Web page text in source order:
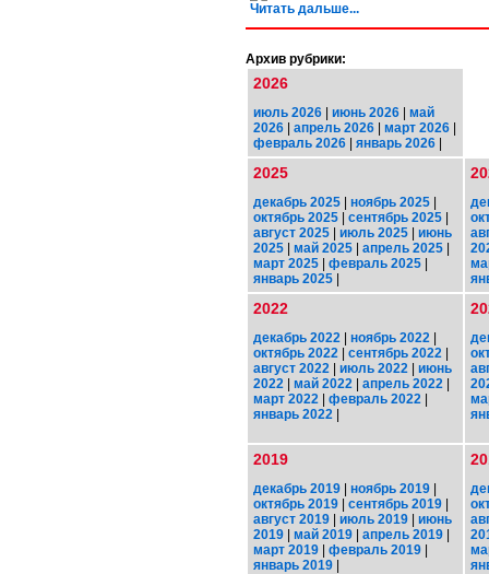
Читать дальше...
Архив рубрики:
2026
июль 2026 | июнь 2026 | май
2026 | апрель 2026 | март 2026 |
февраль 2026 | январь 2026 |
2025
декабрь 2025 | ноябрь 2025 |
октябрь 2025 | сентябрь 2025 |
август 2025 | июль 2025 | июнь
2025 | май 2025 | апрель 2025 |
март 2025 | февраль 2025 |
январь 2025 |
2022
декабрь 2022 | ноябрь 2022 |
октябрь 2022 | сентябрь 2022 |
август 2022 | июль 2022 | июнь
2022 | май 2022 | апрель 2022 |
март 2022 | февраль 2022 |
январь 2022 |
2019
декабрь 2019 | ноябрь 2019 |
октябрь 2019 | сентябрь 2019 |
август 2019 | июль 2019 | июнь
2019 | май 2019 | апрель 2019 |
март 2019 | февраль 2019 |
январь 2019 |